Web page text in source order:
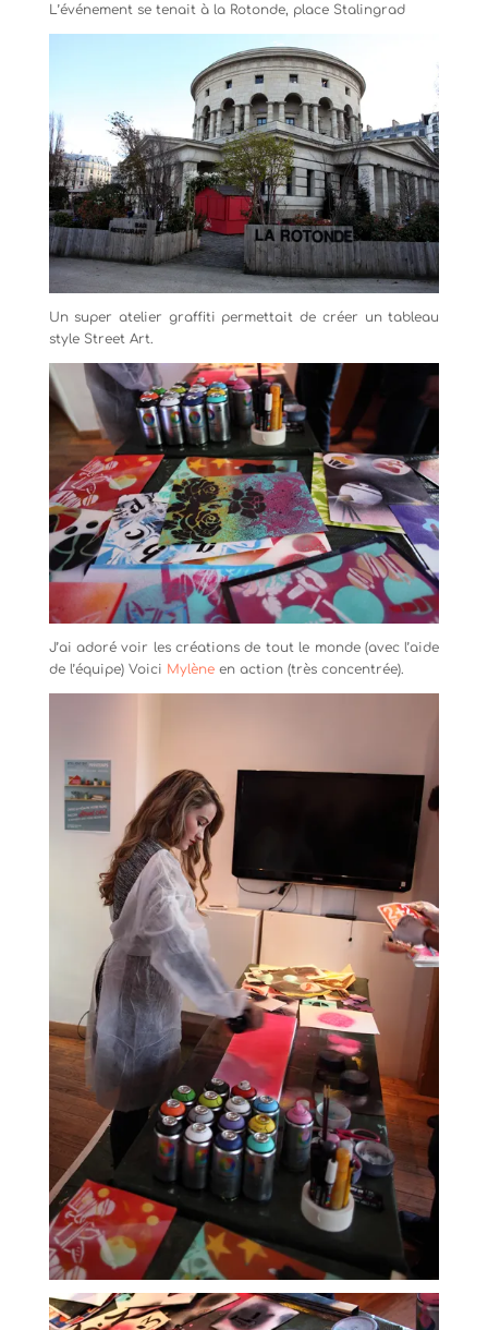
L’événement se tenait à la Rotonde, place Stalingrad
Un super atelier graffiti permettait de créer un tableau
style Street Art.
J’ai adoré voir les créations de tout le monde (avec l’aide
de l’équipe) Voici Mylèneen action (très concentrée).